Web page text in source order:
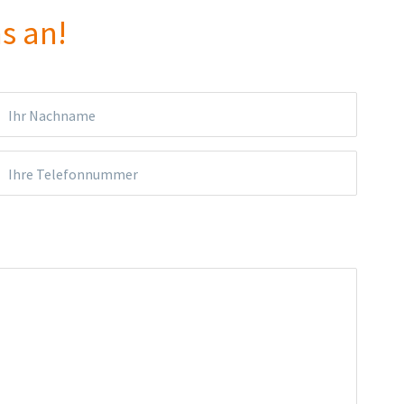
an!
Ihr Nachname
Ihre Telefonnummer